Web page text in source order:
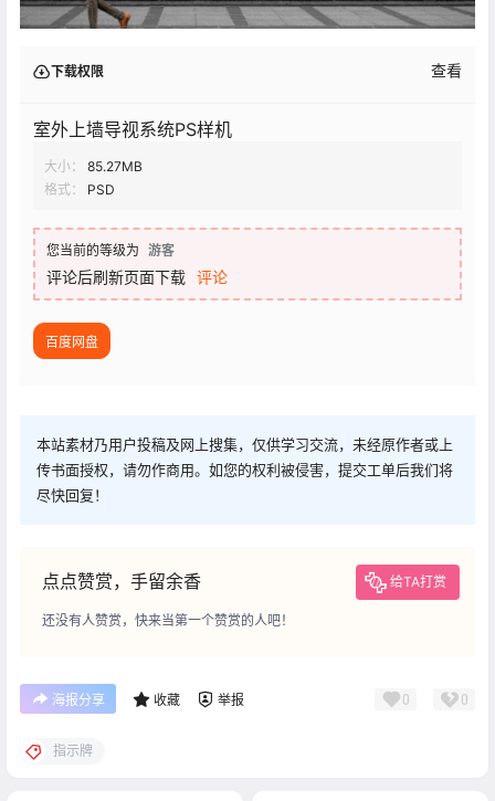
下载权限 查看
室外上墙导视系统PS样机
大小：
85.27MB
格式：
PSD
您当前的等级为 游客
评论后刷新页面下载 评论
百度网盘
本站素材乃用户投稿及网上搜集，仅供学习交流，未经原作者或上
传书面授权，请勿作商用。如您的权利被侵害，提交工单后我们将
尽快回复！
点点赞赏，手留余香 给TA打赏
还没有人赞赏，快来当第一个赞赏的人吧！
海报分享 收藏 举报 0 0
指示牌